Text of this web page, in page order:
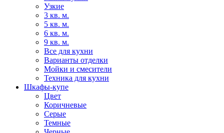
Узкие
3 кв. м.
5 кв. м.
6 кв. м.
9 кв. м.
Все для кухни
Варианты отделки
Мойки и смесители
Техника для кухни
Шкафы-купе
Цвет
Коричневые
Серые
Темные